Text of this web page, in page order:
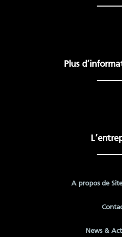
Plus
A propos de
News &